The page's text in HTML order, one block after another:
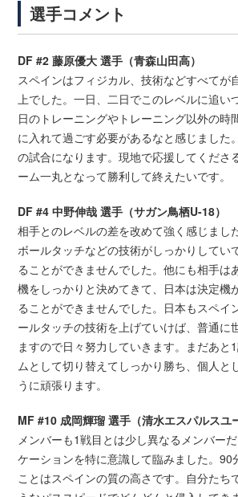
選手コメント
DF #2 藤原優大 選手（青森山田高）
スペインはフィジカル、技術などすべてが
上でした。一日、二日でこのレベルに追い
日のトレーニングやトレーニング以外の時
に入れて過ごす必要があるなと感じました
の試合になります。現地で応援してくださ
ーム一丸となって勝利して終えたいです。
DF #4 中野伸哉 選手（サガン鳥栖U-18）
相手とのレベルの差を改めて強く感じまし
ボールタッチなどの技術がしっかりしてい
ることができませんでした。他にも相手は
機をしっかりと決めてきて、日本は決定機
ることができませんでした。日本もスペイ
ールタッチの技術を上げていけば、普通に
ますので日々努力していきます。まだあと
ムとして切り替えてしっかり勝ち、個人と
うに頑張ります。
MF #10 成岡輝瑠 選手（清水エスパルスユ
メンバーも1戦目とは少し異なるメンバー
ケーションを特に意識して臨みました。90
ことはスペインの質の高さです。自分たち